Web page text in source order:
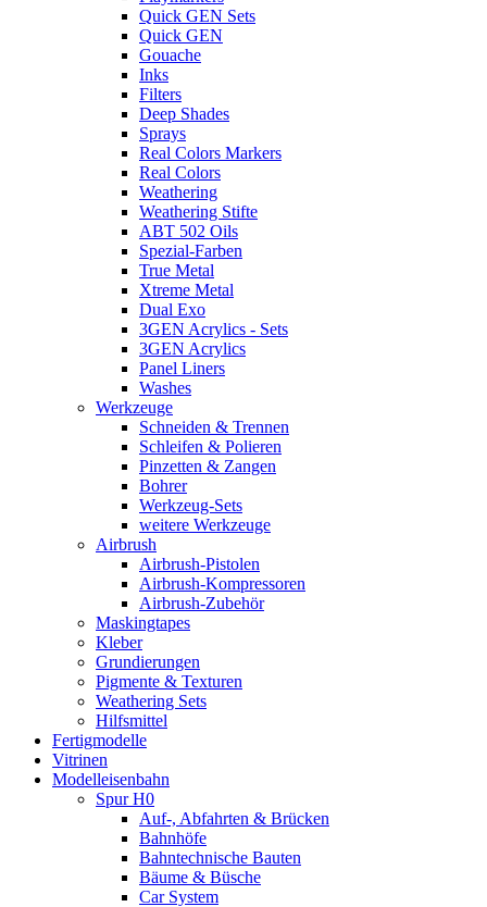
Quick GEN Sets
Quick GEN
Gouache
Inks
Filters
Deep Shades
Sprays
Real Colors Markers
Real Colors
Weathering
Weathering Stifte
ABT 502 Oils
Spezial-Farben
True Metal
Xtreme Metal
Dual Exo
3GEN Acrylics - Sets
3GEN Acrylics
Panel Liners
Washes
Werkzeuge
Schneiden & Trennen
Schleifen & Polieren
Pinzetten & Zangen
Bohrer
Werkzeug-Sets
weitere Werkzeuge
Airbrush
Airbrush-Pistolen
Airbrush-Kompressoren
Airbrush-Zubehör
Maskingtapes
Kleber
Grundierungen
Pigmente & Texturen
Weathering Sets
Hilfsmittel
Fertigmodelle
Vitrinen
Modelleisenbahn
Spur H0
Auf-, Abfahrten & Brücken
Bahnhöfe
Bahntechnische Bauten
Bäume & Büsche
Car System